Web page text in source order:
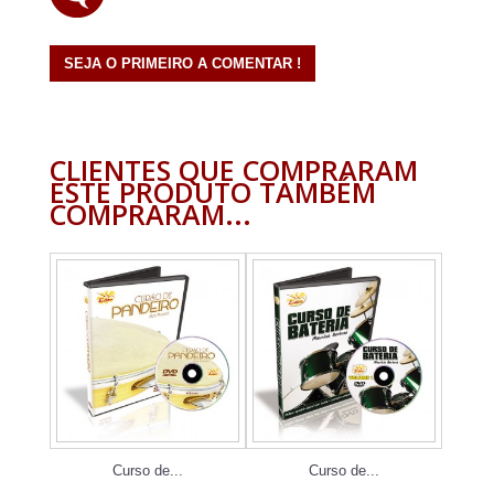
SEJA O PRIMEIRO A COMENTAR !
CLIENTES QUE COMPRARAM
ESTE PRODUTO TAMBÉM
COMPRARAM...
Curso de... Curso de...